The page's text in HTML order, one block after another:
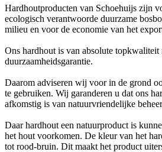
Hardhoutproducten van Schoehuijs zijn
ecologisch verantwoorde duurzame
milieu en voor de economie van het
Ons hardhout is van absolute topkwaliteit
duurzaamheidsgarantie.
Daarom adviseren wij voor in de grond
te gebruiken. Wij garanderen u dat ons
afkomstig is van natuurvriendelijke
Daar hardhout een natuurproduct is
het hout voorkomen. De kleur van het
tot rood-bruin. Dit maakt het product